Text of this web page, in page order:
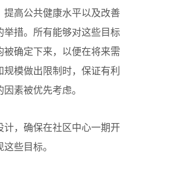
提高公共健康水平以及改善
措。所有能够对这些目标
确定下来，以便在将来需
模做出限制时，保证有利
素被优先考虑。
，确保在社区中心一期开
些目标。